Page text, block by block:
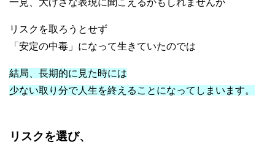
一見、大げさな表現に聞こえるかもしれませんが
リスクを取ろうとせず
「安定の中毒」になって生きていたのでは
結局、長期的に見た時には
少ない取り分で人生を終えることになってしまいます。
リスクを選び、